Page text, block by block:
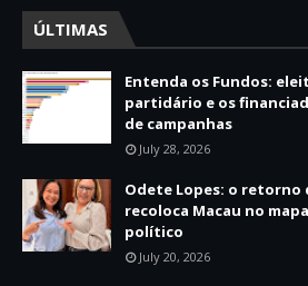
ÚLTIMAS
Entenda os Fundos:
partidário e os
de campanhas
July 28, 2026
Odete Lopes: o retorno
recoloca Macau no mapa
político
July 20, 2026